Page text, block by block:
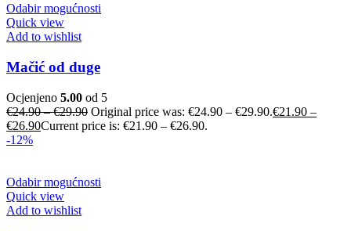
Odabir mogućnosti
Quick view
Add to wishlist
Mačić od duge
Ocjenjeno 5.00 od 5
€24.90–€29.90 Original price was: €24.90 – €29.90.€21.90 –
€26.90Current price is: €21.90 – €26.90.
-12%
Odabir mogućnosti
Quick view
Add to wishlist